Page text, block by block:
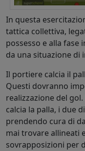
In questa
tattica collettiva,
possesso e alla
da una situazione
Il portiere calcia il
Questi dovranno
realizzazione del
calcia la palla, i due
prendendo cura di
mai trovare allineati
sovrapposizioni per